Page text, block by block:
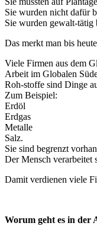
Sie wurden nicht dafür
Sie wurden gewalt-tätig
Das merkt man bis
Viele Firmen aus dem
Arbeit im Globalen
Roh-stoffe sind Dinge
Zum Beispiel:
Erdöl
Erdgas
Metalle
Salz.
Sie sind begrenzt
Der Mensch verarbeitet
Damit verdienen viele
Worum geht es in der